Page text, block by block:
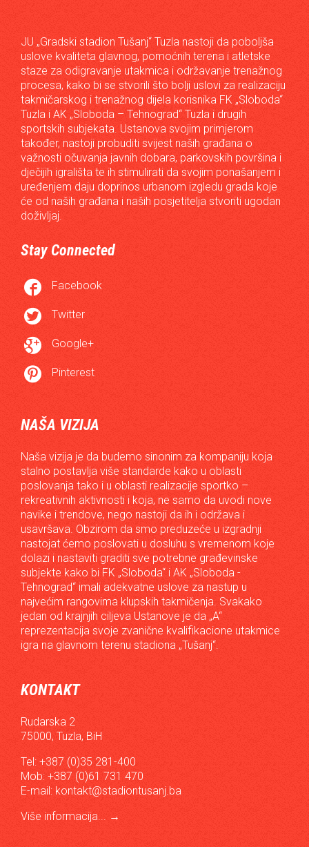
JU „Gradski stadion Tušanj“ Tuzla nastoji da poboljša
uslove kvaliteta glavnog, pomoćnih terena i atletske
staze za odigravanje utakmica i održavanje trenažnog
procesa, kako bi se stvorili što bolji uslovi za realizaciju
takmičarskog i trenažnog dijela korisnika FK „Sloboda“
Tuzla i AK „Sloboda – Tehnograd“ Tuzla i drugih
sportskih subjekata. Ustanova svojim primjerom
također, nastoji probuditi svijest naših građana o
važnosti očuvanja javnih dobara, parkovskih površina i
dječijih igrališta te ih stimulirati da svojim ponašanjem i
uređenjem daju doprinos urbanom izgledu grada koje
će od naših građana i naših posjetitelja stvoriti ugodan
doživljaj.
Stay Connected
 Facebook
 Twitter
 Google+
 Pinterest
NAŠA VIZIJA
Naša vizija je da budemo sinonim za kompaniju koja
stalno postavlja više standarde kako u oblasti
poslovanja tako i u oblasti realizacije sportko –
rekreativnih aktivnosti i koja, ne samo da uvodi nove
navike i trendove, nego nastoji da ih i održava i
usavršava. Obzirom da smo preduzeće u izgradnji
nastojat ćemo poslovati u dosluhu s vremenom koje
dolazi i nastaviti graditi sve potrebne građevinske
subjekte kako bi FK „Sloboda“ i AK „Sloboda -
Tehnograd“ imali adekvatne uslove za nastup u
najvećim rangovima klupskih takmičenja. Svakako
jedan od krajnjih ciljeva Ustanove je da „A“
reprezentacija svoje zvanične kvalifikacione utakmice
igra na glavnom terenu stadiona „Tušanj“.
KONTAKT
Rudarska 2
75000, Tuzla, BiH
Tel: +387 (0)35 281-400
Mob: +387 (0)61 731 470
E-mail: kontakt@stadiontusanj.ba
Više informacija... →